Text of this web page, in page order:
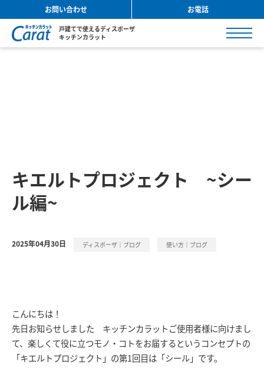
お問い合わせ お電話
戸建てで使えるディスポーザ
キッチンカラット
キエルトプロジェクト ~シー
ル編~
2025年04月30日 ディスポーザ｜ブログ 使い方｜ブログ
こんにちは！
先日お知らせしました キッチンカラットご使用者様に向けまし
て、楽しくて役に立つモノ・コトをお届するというコンセプトの
「キエルトプロジェクト」の第1回目は 「シール」 です。